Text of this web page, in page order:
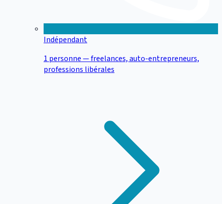
Indépendant
1 personne — freelances, auto-entrepreneurs,
professions libérales